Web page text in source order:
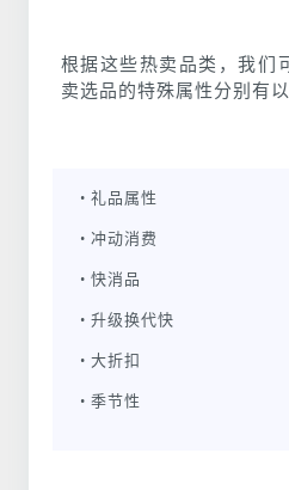
根据这些热卖品类，我们
卖选品的特殊属性分别有以
• 礼品属性
• 冲动消费
• 快消品
• 升级换代快
• 大折扣
• 季节性